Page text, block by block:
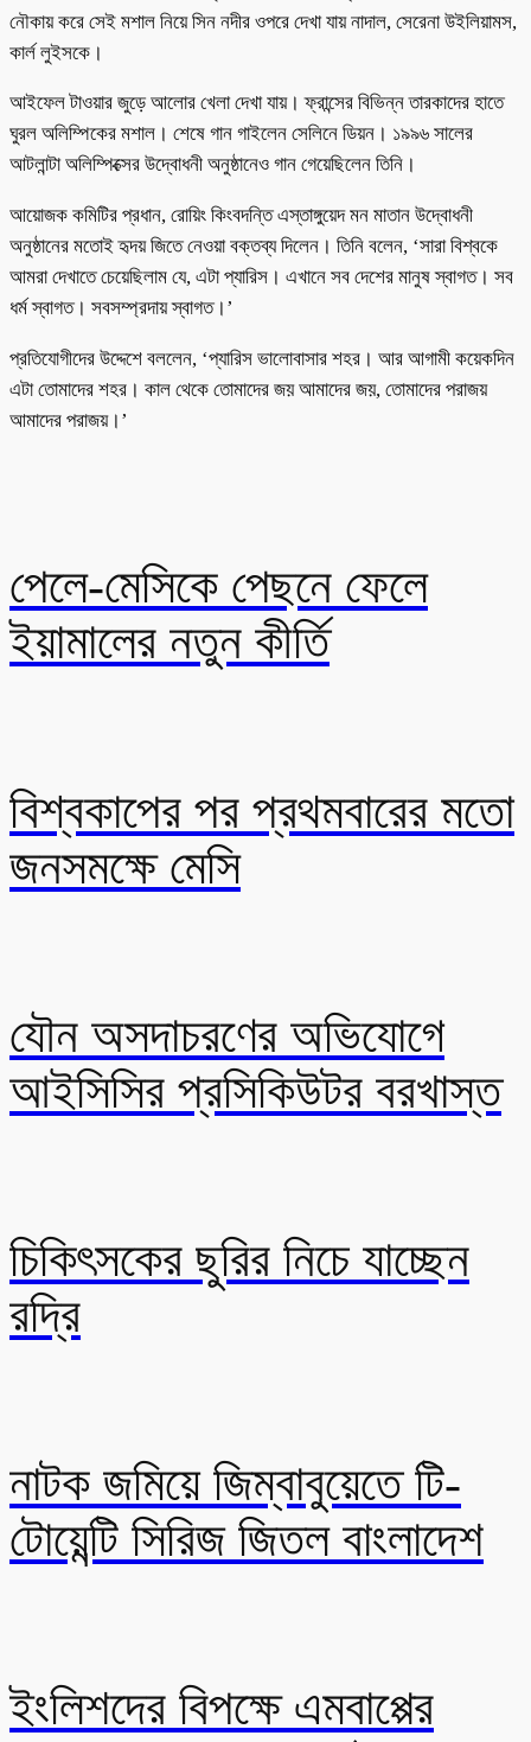
নৌকায় করে সেই মশাল নিয়ে সিন নদীর ওপরে দেখা যায় নাদাল, সেরেনা উইলিয়ামস,
কার্ল লুইসকে।
আইফেল টাওয়ার জুড়ে আলোর খেলা দেখা যায়। ফ্রান্সের বিভিন্ন তারকাদের হাতে
ঘুরল অলিম্পিকের মশাল। শেষে গান গাইলেন সেলিনে ডিয়ন। ১৯৯৬ সালের
আটলান্টা অলিম্পিক্সের উদ্বোধনী অনুষ্ঠানেও গান গেয়েছিলেন তিনি।
আয়োজক কমিটির প্রধান, রোয়িং কিংবদন্তি এস্তাঙ্গুয়েদ মন মাতান উদ্বোধনী
অনুষ্ঠানের মতোই হৃদয় জিতে নেওয়া বক্তব্য দিলেন। তিনি বলেন, ‘সারা বিশ্বকে
আমরা দেখাতে চেয়েছিলাম যে, এটা প্যারিস। এখানে সব দেশের মানুষ স্বাগত। সব
ধর্ম স্বাগত। সবসম্প্রদায় স্বাগত।’
প্রতিযোগীদের উদ্দেশে বললেন, ‘প্যারিস ভালোবাসার শহর। আর আগামী কয়েকদিন
এটা তোমাদের শহর। কাল থেকে তোমাদের জয় আমাদের জয়, তোমাদের পরাজয়
আমাদের পরাজয়।’
পেলে-মেসিকে পেছনে ফেলে
ইয়ামালের নতুন কীর্তি
বিশ্বকাপের পর প্রথমবারের মতো
জনসমক্ষে মেসি
যৌন অসদাচরণের অভিযোগে
আইসিসির প্রসিকিউটর বরখাস্ত
চিকিৎসকের ছুরির নিচে যাচ্ছেন
রদ্রি
নাটক জমিয়ে জিম্বাবুয়েতে টি-
টোয়েন্টি সিরিজ জিতল বাংলাদেশ
ইংলিশদের বিপক্ষে এমবাপ্পের